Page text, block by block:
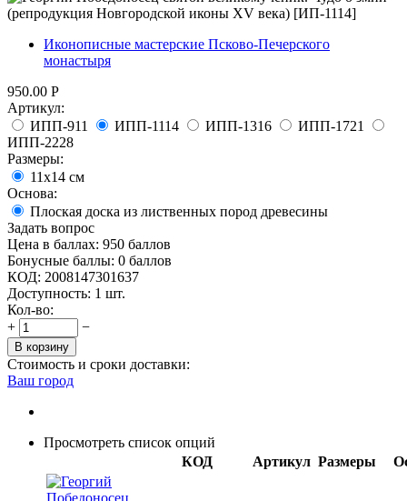
Иконописные мастерские Псково-Печерского
монастыря
950.00 Р
Артикул:
ИПП-911
ИПП-1114 ИПП-1316
ИПП-1721
ИПП-2228
Размеры:
11х14 см
Основа:
Плоская доска из лиственных пород древесины
Задать вопрос
Цена в баллах: 950 баллов
Бонусные баллы: 0 баллов
КОД: 2008147301637
Доступность: 1 шт.
Кол-во:
+
−
В корзину
Стоимость и сроки доставки:
Ваш город
Просмотреть список опций
КОД
Артикул Размеры